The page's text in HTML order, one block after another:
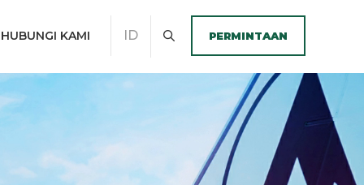
HUBUNGI KAMI ID PERMINTAAN